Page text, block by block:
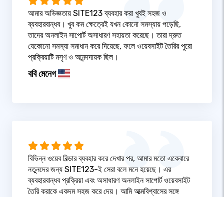
আমার অভিজ্ঞতায় SITE123 ব্যবহার করা খুবই সহজ ও
ব্যবহারবান্ধব। খুব কম ক্ষেত্রেই যখন কোনো সমস্যায় পড়েছি,
তাদের অনলাইন সাপোর্ট অসাধারণ সহায়তা করেছে। তারা দ্রুত
যেকোনো সমস্যা সমাধান করে দিয়েছে, ফলে ওয়েবসাইট তৈরির পুরো
প্রক্রিয়াটি মসৃণ ও আনন্দদায়ক ছিল।
ববি মেনেগ
বিভিন্ন ওয়েব বিল্ডার ব্যবহার করে দেখার পর, আমার মতো একেবারে
নতুনদের জন্য SITE123-ই সেরা বলে মনে হয়েছে। এর
ব্যবহারবান্ধব প্রক্রিয়া এবং অসাধারণ অনলাইন সাপোর্ট ওয়েবসাইট
তৈরি করাকে একদম সহজ করে দেয়। আমি আত্মবিশ্বাসের সঙ্গে